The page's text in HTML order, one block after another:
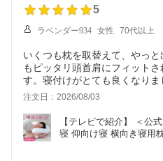
5
ラベンダー934 女性 70代以上
いくつも枕を取替えて、やっ
もピッタリ頭首肩にフィット
注文日：2026/08/03
【テレビで紹介】 ＜公
寝 仰向け寝 横向き寝用